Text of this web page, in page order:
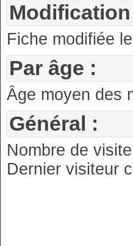
Modification
Fiche modifiée
Par âge :
Âge moyen des
Général :
Nombre de
Dernier visiteur